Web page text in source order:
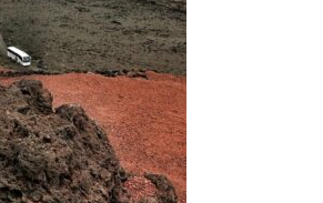
de Timanfaya: qué ver,
consejos